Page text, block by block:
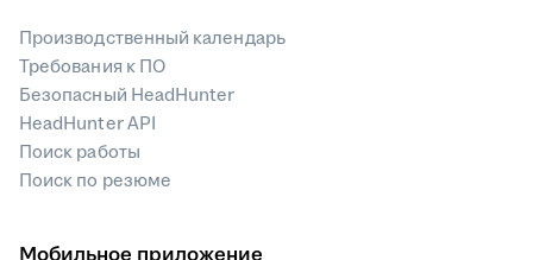
Производственный календарь
Требования к ПО
Безопасный HeadHunter
HeadHunter API
Поиск работы
Поиск по резюме